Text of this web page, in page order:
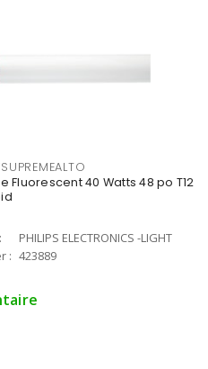
Fluorescent 40 Watts 48 po T12
PHILIPS ELECTRONICS -LIGHT
: 423889